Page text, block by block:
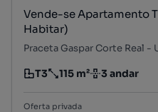
Vende-se Apartamento
Habitar)
Tipologia
T3
Preço por metro quadrado
115 m²
Andar 3 andar
Oferta privada